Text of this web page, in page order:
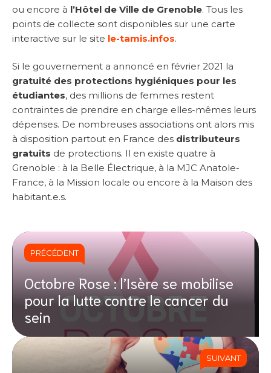
ou encore à l’Hôtel de Ville de Grenoble. Tous les
points de collecte sont disponibles sur une carte
interactive sur le site le-tamis.infos.
Si le gouvernement a annoncé en février 2021 la
gratuité des protections hygiéniques pour les
étudiantes, des millions de femmes restent
contraintes de prendre en charge elles-mêmes leurs
dépenses. De nombreuses associations ont alors mis
à disposition partout en France des distributeurs
gratuits de protections. Il en existe quatre à
Grenoble : à la Belle Électrique, à la MJC Anatole-
France, à la Mission locale ou encore à la Maison des
habitant.e.s.
PRÉCÉDENT
Octobre Rose : l’Isère se mobilise
pour la lutte contre le cancer du
sein
SUIVANT